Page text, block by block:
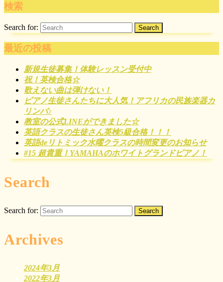
検索
Search for:
最近の投稿
新規生徒募集！体験レッスン受付中
祝！英検合格☆
歌えない曲は弾けない！
ピアノ生徒さんたちに大人気！アフリカの民族楽器カ
リンバ♪
教室の公式LINEができました☆
英語クラスの生徒さん英検5級合格！！！
英語deリトミック水曜クラスの時間変更のお知らせ
#15 超貴重！YAMAHAのホワイトグランドピアノ！
Search
Search for:
Archives
2024年3月
2022年3月